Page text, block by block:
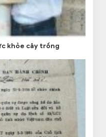
khỏe cây trồng